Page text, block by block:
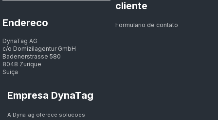
Endereco
DynaTag AG
c/o Domizilagentur GmbH
Badenerstrasse 580
8048 Zurique
Suiça
cliente
Formulario de contato
Empresa DynaTag
A DynaTag oferece solucoes